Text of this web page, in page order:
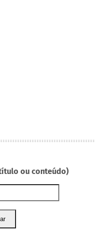
ou conteúdo)